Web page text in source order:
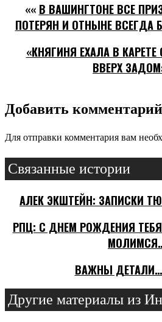
«« В ВАШИНГТОНЕ ВCЕ
ПОТЕРЯН И ОТНЫНЕ ВCЕГДА
«КНЯГИНЯ ЕХАЛА В
ВВЕРХ
Добавить комментарий
Для отправки комментария вам
Связанные истории
АЛЕК ЭКШТЕЙН: ЗАПИСКИ
РПЦ: С ДНЕМ РОЖДЕНИЯ
ВАЖНЫ ДЕТАЛИ…
Другие материалы из